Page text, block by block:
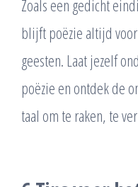
Zoals een gedicht
blijft poëzie altijd
geesten. Laat jezelf
poëzie en ontdek de
taal om te raken, te